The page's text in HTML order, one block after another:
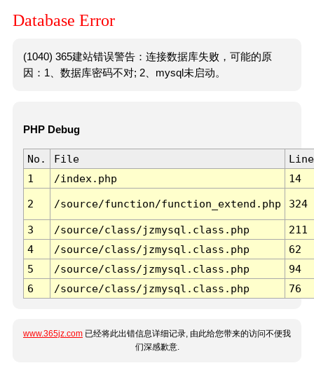
Database Error
(1040) 365建站错误警告：连接数据库失败，可能的原
因：1、数据库密码不对; 2、mysql未启动。
PHP Debug
No. File
Line
1
/index.php 14
2 /source/function/function_extend.php 324
3 /source/class/jzmysql.class.php
211
4
/source/class/jzmysql.class.php
62
5
/source/class/jzmysql.class.php
94
6
/source/class/jzmysql.class.php 76
www.365jz.com 已经将此出错信息详细记录, 由此给您带来的访问不便我
们深感歉意.